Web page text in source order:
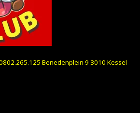
Benedenplein 9 3010 Kessel-